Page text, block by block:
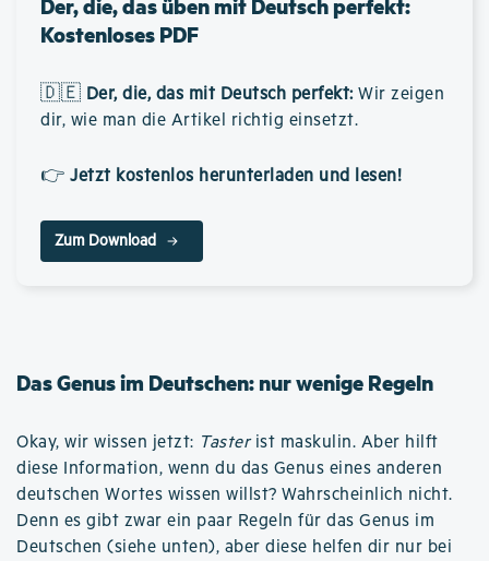
Kostenloses PDF
🇩🇪 Der, die, das mit Deutsch perfekt: Wir zeigen
dir, wie man die Artikel richtig einsetzt.
👉 Jetzt kostenlos herunterladen und lesen!
Zum Download
Das Genus im Deutschen: nur wenige Regeln
Okay, wir wissen jetzt: Tasterist maskulin. Aber hilft
diese Information, wenn du das Genus eines anderen
deutschen Wortes wissen willst? Wahrscheinlich nicht.
Denn es gibt zwar ein paar Regeln für das Genus im
Deutschen (siehe unten), aber diese helfen dir nur bei